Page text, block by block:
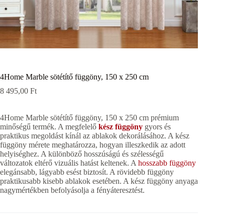
4Home Marble sötétítő függöny, 150 x 250 cm
8 495,00 Ft
4Home Marble sötétítő függöny, 150 x 250 cm prémium
minőségű termék. A megfelelő kész függöny gyors és
praktikus megoldást kínál az ablakok dekorálásához. A kész
függöny mérete meghatározza, hogyan illeszkedik az adott
helyiséghez. A különböző hosszúságú és szélességű
változatok eltérő vizuális hatást keltenek. A hosszabb függöny
elegánsabb, lágyabb esést biztosít. A rövidebb függöny
praktikusabb kisebb ablakok esetében. A kész függöny anyaga
nagymértékben befolyásolja a fényáteresztést.